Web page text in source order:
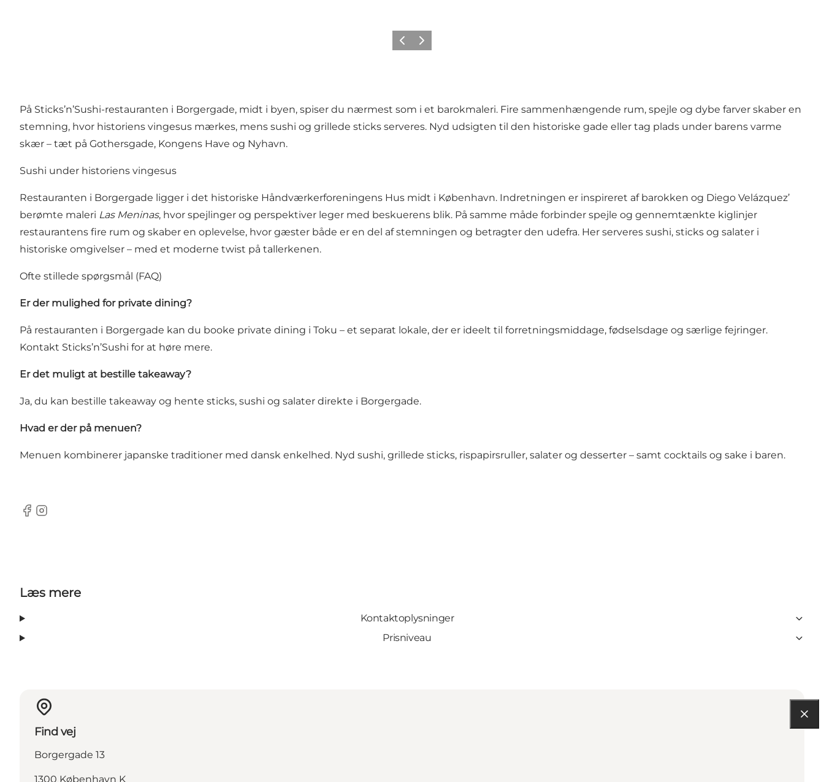
ForrigeNæste
På Sticks’n’Sushi-restauranten i Borgergade, midt i byen, spiser du nærmest som i et barokmaleri. Fire sammenhængende rum, spejle og dybe farver skaber en
stemning, hvor historiens vingesus mærkes, mens sushi og grillede sticks serveres. Nyd udsigten til den historiske gade eller tag plads under barens varme
skær – tæt på Gothersgade, Kongens Have og Nyhavn.
Sushi under historiens vingesus
Restauranten i Borgergade ligger i det historiske Håndværkerforeningens Hus midt i København. Indretningen er inspireret af barokken og Diego Velázquez’
berømte maleri Las Meninas, hvor spejlinger og perspektiver leger med beskuerens blik. På samme måde forbinder spejle og gennemtænkte kiglinjer
restaurantens fire rum og skaber en oplevelse, hvor gæster både er en del af stemningen og betragter den udefra. Her serveres sushi, sticks og salater i
historiske omgivelser – med et moderne twist på tallerkenen.
Ofte stillede spørgsmål (FAQ)
Er der mulighed for private dining?
På restauranten i Borgergade kan du booke private dining i Toku – et separat lokale, der er ideelt til forretningsmiddage, fødselsdage og særlige fejringer.
Kontakt Sticks’n’Sushi for at høre mere.
Er det muligt at bestille takeaway?
Ja, du kan bestille takeaway og hente sticks, sushi og salater direkte i Borgergade.
Hvad er der på menuen?
Menuen kombinerer japanske traditioner med dansk enkelhed. Nyd sushi, grillede sticks, rispapirsruller, salater og desserter – samt cocktails og sake i baren.
Facebook
Instagram
Læs mere
Kontaktoplysninger
Prisniveau
Find vej
Borgergade 13
1300 København K